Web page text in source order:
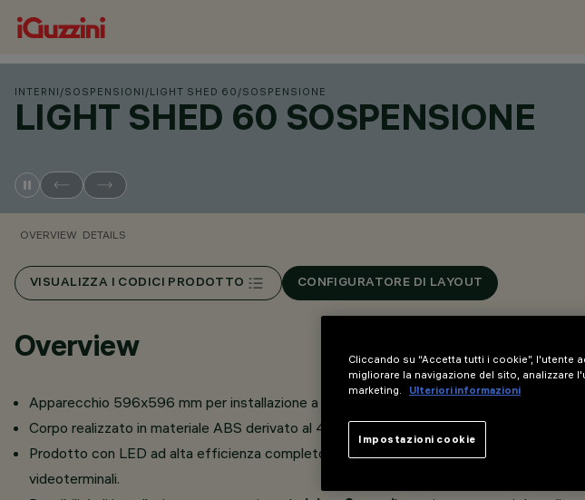
INTERNI /SOSPENSIONI /LIGHT SHED 60 /SOSPENSIONE
LIGHT SHED 60 SOSPENSIONE
OVERVIEW DETAILS
VISUALIZZA I CODICI PRODOTTO CONFIGURATORE DI LAYOUT
Overview
Apparecchio 596x596 mm per installazione a sospensione.
Corpo realizzato in materiale ABS derivato al 45% da materiali riciclati e schermo in
Prodotto con LED ad alta efficienza completo di schermo MPO per emissione
videoterminali.
Cliccando su “Accetta tutti i cookie”,
migliorare la navigazione del sito, analizzare
marketing.
Ulteriori informazioni
Impostazioni cookie